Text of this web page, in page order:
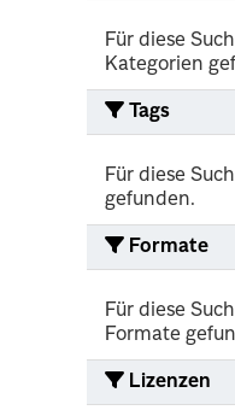
Für diese
Kategorien
Tags
Für diese
gefunden.
Formate
Für diese
Formate
Lizenzen